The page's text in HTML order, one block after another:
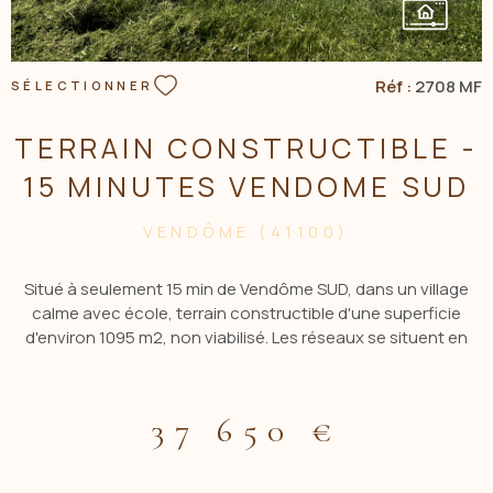
SÉLECTIONNER Réf : 2708 MF
TERRAIN CONSTRUCTIBLE -
15 MINUTES VENDOME SUD
VENDÔME (41100)
Situé à seulement 15 min de Vendôme SUD, dans un village
calme avec école, terrain constructible d'une superficie
d'environ 1095 m2, non viabilisé. Les réseaux se situent en
georisques www.georiques . gouv.fr
37 650 €